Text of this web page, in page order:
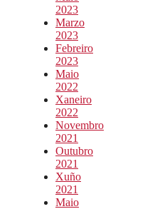
2023
Marzo
2023
Febreiro
2023
Maio
2022
Xaneiro
2022
Novembro
2021
Outubro
2021
Xuño
2021
Maio